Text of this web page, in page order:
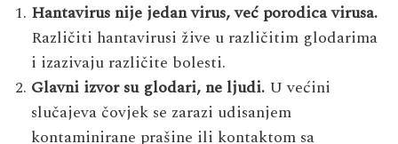
Hantavirus nije jedan virus, već porodica virusa.
Različiti hantavirusi žive u različitim glodarima
i izazivaju različite bolesti.
Glavni izvor su glodari, ne ljudi. U većini
slučajeva čovjek se zarazi udisanjem
kontaminirane prašine ili kontaktom sa